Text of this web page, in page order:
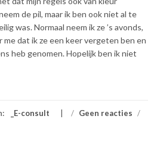
de pil, maar ik ben ook niet al te
was. Normaal neem ik ze ’s avonds,
me dat ik ze een keer vergeten ben en
heb genomen. Hopelijk ben ik niet
_E-consult / Geen reacties /